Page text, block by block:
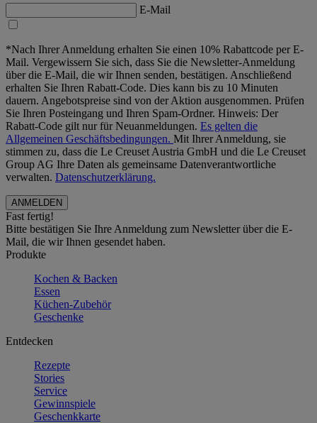
E-Mail
*Nach Ihrer Anmeldung erhalten Sie einen 10% Rabattcode per E-
Mail. Vergewissern Sie sich, dass Sie die Newsletter-Anmeldung
über die E-Mail, die wir Ihnen senden, bestätigen. Anschließend
erhalten Sie Ihren Rabatt-Code. Dies kann bis zu 10 Minuten
dauern. Angebotspreise sind von der Aktion ausgenommen. Prüfen
Sie Ihren Posteingang und Ihren Spam-Ordner. Hinweis: Der
Rabatt-Code gilt nur für Neuanmeldungen. Es gelten die
Allgemeinen Geschäftsbedingungen. Mit Ihrer Anmeldung, sie
stimmen zu, dass die Le Creuset Austria GmbH und die Le Creuset
Group AG Ihre Daten als gemeinsame Datenverantwortliche
verwalten. Datenschutzerklärung.
Fast fertig!
Bitte bestätigen Sie Ihre Anmeldung zum Newsletter über die E-
Mail, die wir Ihnen gesendet haben.
Produkte
Kochen & Backen
Essen
Küchen-Zubehör
Geschenke
Entdecken
Rezepte
Stories
Service
Gewinnspiele
Geschenkkarte